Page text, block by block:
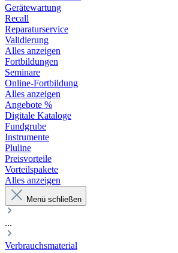
Gerätewartung
Recall
Reparaturservice
Validierung
Alles anzeigen
Fortbildungen
Seminare
Online-Fortbildung
Alles anzeigen
Angebote %
Digitale Kataloge
Fundgrube
Instrumente
Pluline
Preisvorteile
Vorteilspakete
Alles anzeigen
Menü schließen
...
Verbrauchsmaterial